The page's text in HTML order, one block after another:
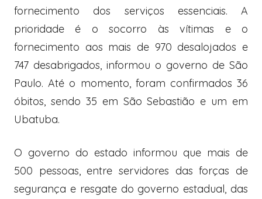
fornecimento dos serviços essenciais. A
prioridade é o socorro às vítimas e o
fornecimento aos mais de 970 desalojados e
747 desabrigados, informou o governo de São
Paulo. Até o momento, foram confirmados 36
óbitos, sendo 35 em São Sebastião e um em
Ubatuba.
O governo do estado informou que mais de
500 pessoas, entre servidores das forças de
segurança e resgate do governo estadual, das